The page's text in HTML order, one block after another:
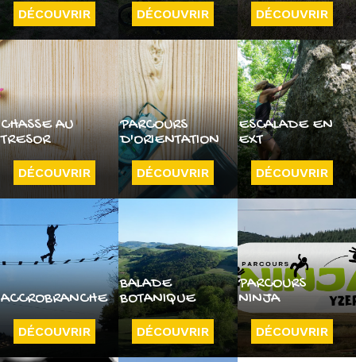
DÉCOUVRIR DÉCOUVRIR DÉCOUVRIR
CHASSE AU
TRESOR
DÉCOUVRIR
PARCOURS
D'ORIENTATION
DÉCOUVRIR
ESCALADE EN
EXT
DÉCOUVRIR
ACCROBRANCHE
DÉCOUVRIR
BALADE
BOTANIQUE
DÉCOUVRIR
PARCOURS
NINJA
DÉCOUVRIR